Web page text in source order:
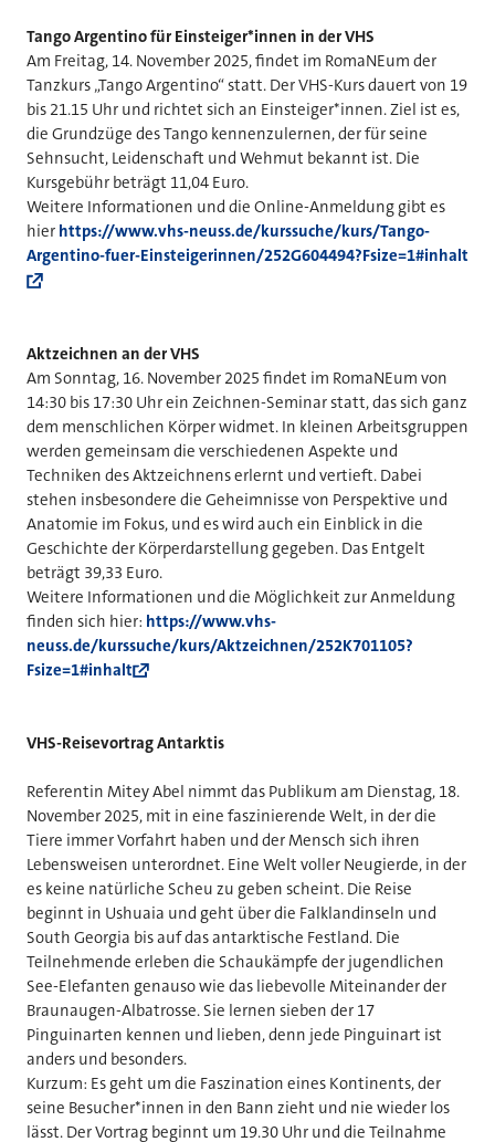
Tango Argentino für Einsteiger*innen in der VHS
Am Freitag, 14. November 2025, findet im RomaNEum der
Tanzkurs „Tango Argentino“ statt. Der VHS-Kurs dauert von 19
bis 21.15 Uhr und richtet sich an Einsteiger*innen. Ziel ist es,
die Grundzüge des Tango kennenzulernen, der für seine
Sehnsucht, Leidenschaft und Wehmut bekannt ist. Die
Kursgebühr beträgt 11,04 Euro.
Weitere Informationen und die Online-Anmeldung gibt es
hier https://www.vhs-neuss.de/kurssuche/kurs/Tango-
Argentino-fuer-Einsteigerinnen/252G604494?Fsize=1#inhalt
Aktzeichnen an der VHS
Am Sonntag, 16. November 2025 findet im RomaNEum von
14:30 bis 17:30 Uhr ein Zeichnen-Seminar statt, das sich ganz
dem menschlichen Körper widmet. In kleinen Arbeitsgruppen
werden gemeinsam die verschiedenen Aspekte und
Techniken des Aktzeichnens erlernt und vertieft. Dabei
stehen insbesondere die Geheimnisse von Perspektive und
Anatomie im Fokus, und es wird auch ein Einblick in die
Geschichte der Körperdarstellung gegeben. Das Entgelt
beträgt 39,33 Euro.
Weitere Informationen und die Möglichkeit zur Anmeldung
finden sich hier: https://www.vhs-
neuss.de/kurssuche/kurs/Aktzeichnen/252K701105?
Fsize=1#inhalt
VHS-Reisevortrag Antarktis
Referentin Mitey Abel nimmt das Publikum am Dienstag, 18.
November 2025, mit in eine faszinierende Welt, in der die
Tiere immer Vorfahrt haben und der Mensch sich ihren
Lebensweisen unterordnet. Eine Welt voller Neugierde, in der
es keine natürliche Scheu zu geben scheint. Die Reise
beginnt in Ushuaia und geht über die Falklandinseln und
South Georgia bis auf das antarktische Festland. Die
Teilnehmende erleben die Schaukämpfe der jugendlichen
See-Elefanten genauso wie das liebevolle Miteinander der
Braunaugen-Albatrosse. Sie lernen sieben der 17
Pinguinarten kennen und lieben, denn jede Pinguinart ist
anders und besonders.
Kurzum: Es geht um die Faszination eines Kontinents, der
seine Besucher*innen in den Bann zieht und nie wieder los
lässt. Der Vortrag beginnt um 19.30 Uhr und die Teilnahme